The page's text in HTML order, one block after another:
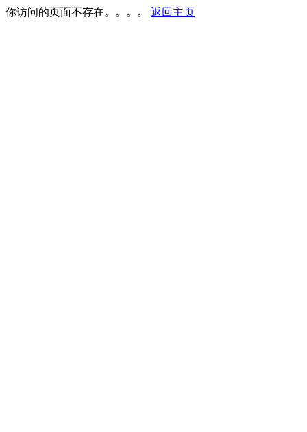
你访问的页面不存在。。。。 返回主页